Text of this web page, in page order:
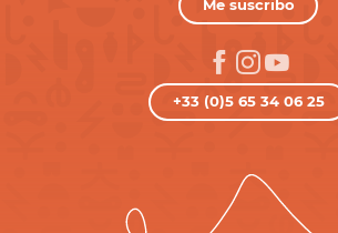
Me suscribo
+33 (0)5 65 34 06 25